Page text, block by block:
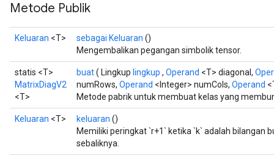
Metode Publik
Keluaran <T> sebagai Keluaran ()
Mengembalikan pegangan simbolik tensor.
statis <T>
MatrixDiagV2
<T>
buat( Lingkup lingkup , Operand <T> diagonal,
numRows, Operand <Integer> numCols, Operand
Metode pabrik untuk membuat kelas yang
Keluaran <T> keluaran ()
Memiliki peringkat `r+1` ketika `k` adalah bilangan
sebaliknya.